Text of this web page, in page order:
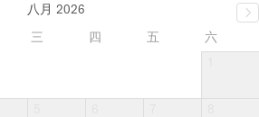
八月 2026
三 四 五
六